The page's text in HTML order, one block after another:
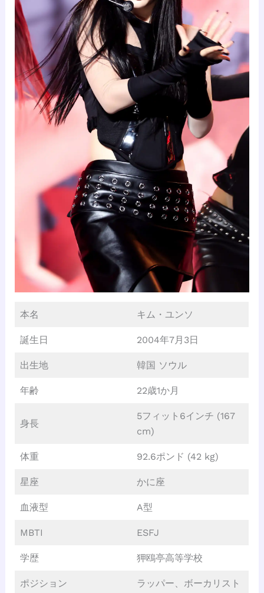
本名 キム・ユンソ
誕生日 2004年7月3日
出生地 韓国 ソウル
年齢 22歳1か月
身長
5フィット6インチ (167
cm)
体重 92.6ポンド (42 kg)
星座 かに座
血液型 A型
MBTI ESFJ
学歴 狎鴎亭高等学校
ポジション ラッパー、ボーカリスト